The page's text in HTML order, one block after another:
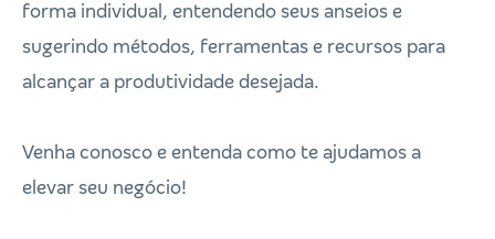
forma individual, entendendo seus anseios e
sugerindo métodos, ferramentas e recursos para
alcançar a produtividade desejada.
Venha conosco e entenda como te ajudamos a
elevar seu negócio!